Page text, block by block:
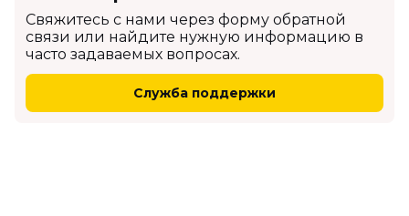
Cвяжитесь с нами через форму обратной
связи или найдите нужную информацию в
часто задаваемых вопросах.
Служба поддержки